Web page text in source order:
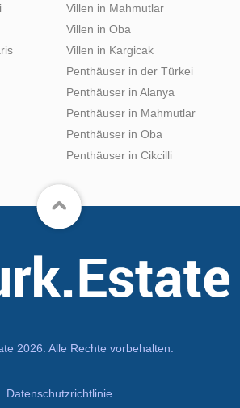
Villen in Mahmutlar
Villen in Oba
Villen in Kargicak
Penthäuser in der Türkei
Penthäuser in Alanya
Penthäuser in Mahmutlar
Penthäuser in Oba
Penthäuser in Cikcilli
2026. Alle Rechte vorbehalten.
Datenschutzrichtlinie